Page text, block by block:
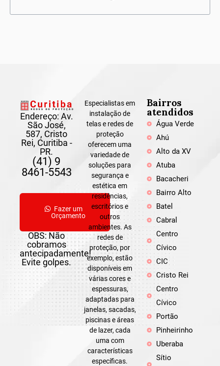
Endereço: Av.
São José,
587, Cristo
Rei, Curitiba -
PR.
(41) 9
8461-5543
Fazer um
Orçamento
OBS: Não
cobramos
antecipadamente!
Evite golpes.
Especialistas em
instalação de
telas e redes de
proteção
oferecem uma
variedade de
soluções para
segurança e
estética em
residências,
escritórios e
outros
ambientes. As
redes de
proteção, por
exemplo, estão
disponíveis em
várias cores e
espessuras,
adaptadas para
janelas, sacadas,
piscinas e áreas
de lazer, cada
uma com
características
específicas.
Bairros
atendidos
Água Verde
Ahú
Alto da XV
Atuba
Bacacheri
Bairro Alto
Batel
Cabral
Centro
Cívico
CIC
Cristo Rei
Centro
Cívico
Portão
Pinheirinho
Uberaba
Sítio